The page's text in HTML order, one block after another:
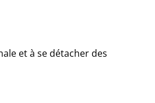
et à se détacher des